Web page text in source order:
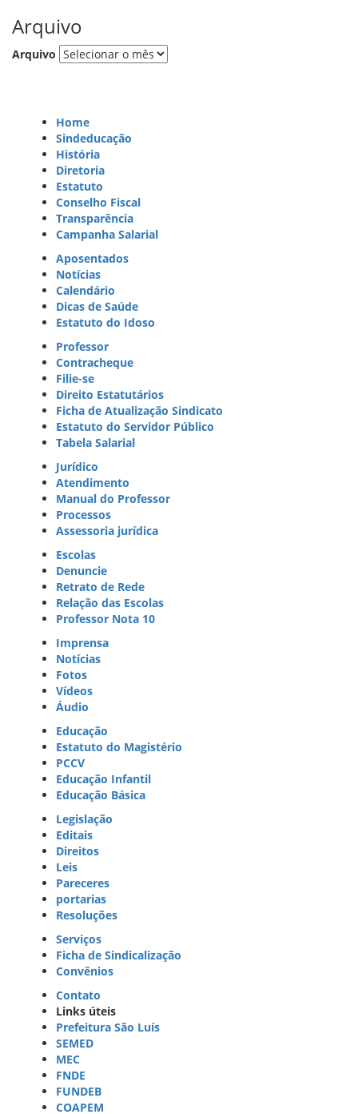
Arquivo
Arquivo
Home
Sindeducação
História
Diretoria
Estatuto
Conselho Fiscal
Transparência
Campanha Salarial
Aposentados
Notícias
Calendário
Dicas de Saúde
Estatuto do Idoso
Professor
Contracheque
Filie-se
Direito Estatutários
Ficha de Atualização Sindicato
Estatuto do Servidor Público
Tabela Salarial
Jurídico
Atendimento
Manual do Professor
Processos
Assessoria jurídica
Escolas
Denuncie
Retrato de Rede
Relação das Escolas
Professor Nota 10
Imprensa
Notícias
Fotos
Vídeos
Áudio
Educação
Estatuto do Magistério
PCCV
Educação Infantil
Educação Básica
Legislação
Editais
Direitos
Leis
Pareceres
portarias
Resoluções
Serviços
Ficha de Sindicalização
Convênios
Contato
Links úteis
Prefeitura São Luís
SEMED
MEC
FNDE
FUNDEB
COAPEM